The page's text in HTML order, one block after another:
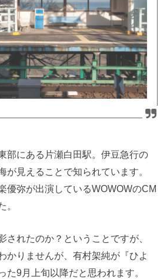
部にある片瀬白田駅。伊豆急行の
が見えることで知られています。
優弥が出演しているWOWOWのCM
。
されたのか？ということですが、
かりませんが、有村架純が『ひよ
た9月上旬以降だと思われます。